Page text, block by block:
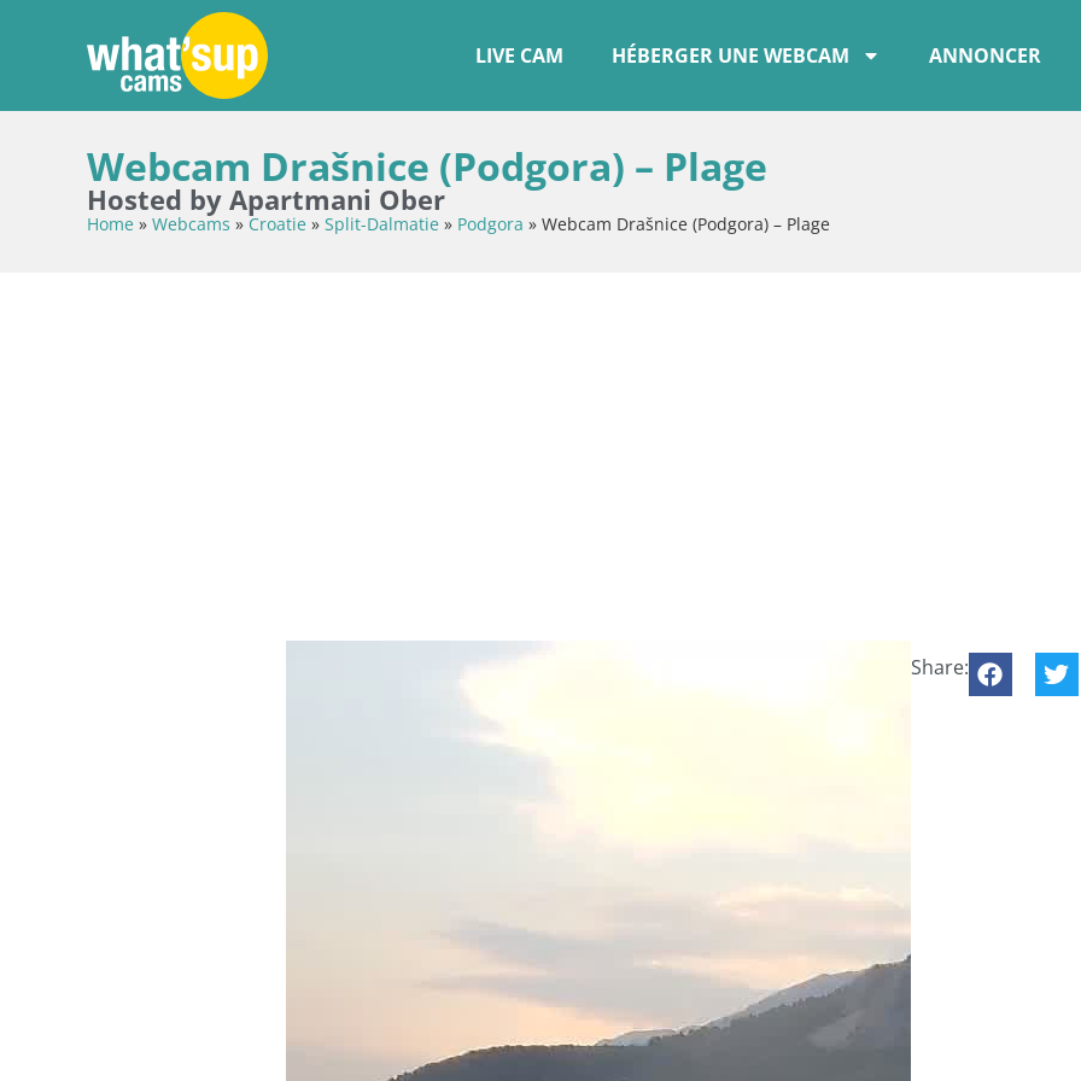
LIVE CAM HÉBERGER UNE WEBCAM ANNONCER
Webcam Drašnice (Podgora) – Plage
Hosted by Apartmani Ober
Home » Webcams » Croatie » Split-Dalmatie » Podgora » Webcam Drašnice (Podgora) – Plage
Share: